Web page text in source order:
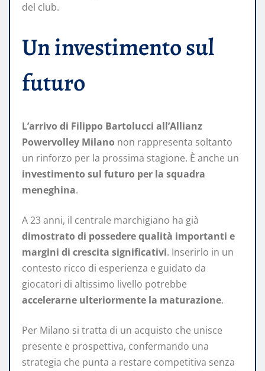
del club.
Un investimento sul
futuro
L’arrivo di Filippo Bartolucci all’Allianz
Powervolley Milano non rappresenta soltanto
un rinforzo per la prossima stagione. È anche un
investimento sul futuro per la squadra
meneghina.
A 23 anni, il centrale marchigiano ha già
dimostrato di possedere qualità importanti e
margini di crescita significativi. Inserirlo in un
contesto ricco di esperienza e guidato da
giocatori di altissimo livello potrebbe
accelerarne ulteriormente la maturazione.
Per Milano si tratta di un acquisto che unisce
presente e prospettiva, confermando una
strategia che punta a restare competitiva senza